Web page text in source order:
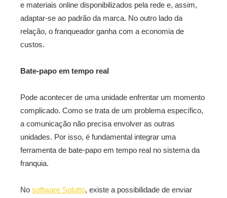
e materiais online disponibilizados pela rede e, assim,
adaptar-se ao padrão da marca. No outro lado da
relação, o franqueador ganha com a economia de
custos.
Bate-papo em tempo real
Pode acontecer de uma unidade enfrentar um momento
complicado. Como se trata de um problema específico,
a comunicação não precisa envolver as outras
unidades. Por isso, é fundamental integrar uma
ferramenta de bate-papo em tempo real no sistema da
franquia.
No software Solutto, existe a possibilidade de enviar